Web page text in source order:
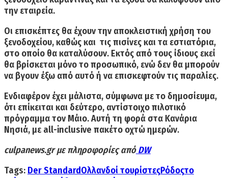
την εταιρεία.
Οι επισκέπτες θα έχουντην αποκλειστική χρήση του
ξενοδοχείου, καθώς και τις πισίνες και τα εστιατόρια,
στο οποίο θα καταλύσουν. Εκτός από τους ίδιους εκεί
θα βρίσκεται μόνο το προσωπικό, ενώ δεν θα μπορούν
να βγουν έξω από αυτό ή να επισκεφτούν τις παραλίες.
Ενδιαφέρον έχει μάλιστα, σύμφωνα με το δημοσίευμα,
ότι επίκειται και δεύτερο, αντίστοιχο πιλοτικό
πρόγραμμα τον Μάιο. Αυτή τη φορά στα Κανάρια
Νησιά, με all-inclusive πακέτο οχτώ ημερών.
culpanews.gr με πληροφορίες απόDW
Tags: Der StandardΟλλανδοί τουρίστεςΡόδοςτο